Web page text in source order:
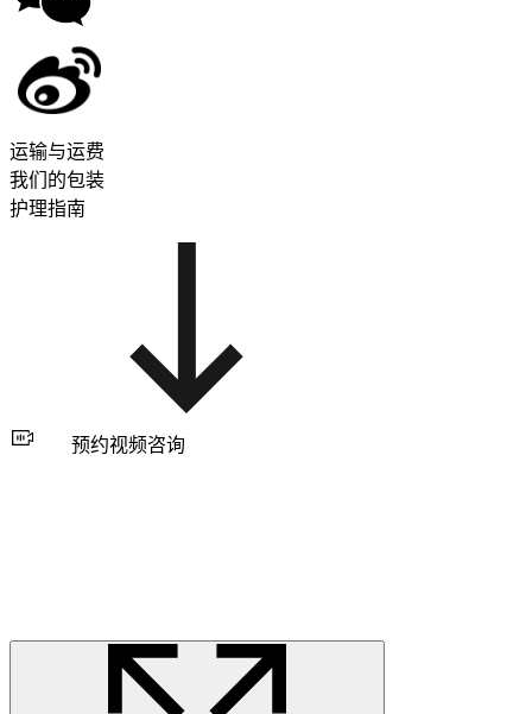
运输与运费
我们的包装
护理指南
预约视频咨询